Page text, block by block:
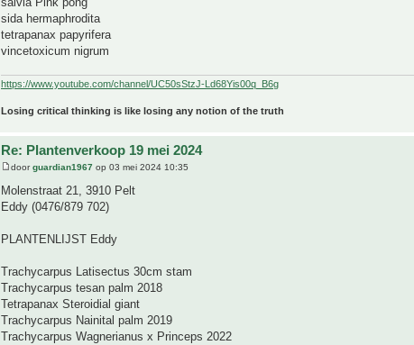
sida hermaphrodita
tetrapanax papyrifera
vincetoxicum nigrum
https://www.youtube.com/channel/UC50sStzJ-Ld68Yis00q_B6g
Losing critical thinking is like losing any notion of the truth
Re: Plantenverkoop 19 mei 2024
doorguardian1967 op 03 mei 2024 10:35
Molenstraat 21, 3910 Pelt
Eddy (0476/879 702)
PLANTENLIJST Eddy
Trachycarpus Latisectus 30cm stam
Trachycarpus tesan palm 2018
Tetrapanax Steroidial giant
Trachycarpus Nainital palm 2019
Trachycarpus Wagnerianus x Princeps 2022